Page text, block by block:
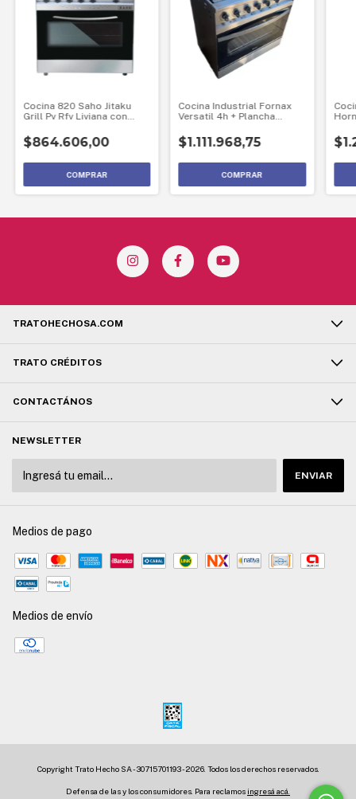
Cocina 820 Saho Jitaku
Grill Pv Rfv Liviana con
$864.606,00
Cocina Industrial Fornax
Versatil 4h + Plancha
$1.111.968,75
TRATOHECHOSA.COM
TRATO CRÉDITOS
CONTACTÁNOS
NEWSLETTER
Medios de pago
Medios de envío
Copyright Trato Hecho SA - 30715701193 - 2026. Todos los derechos reservados.
Defensa de las y los consumidores. Para reclamos ingresá acá.